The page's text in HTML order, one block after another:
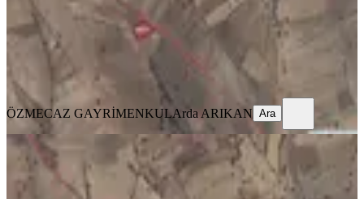
275.000 ₺ 399.000 ₺
ÖZMECAZ GAYRİMENKUL Arda ARIKAN
Ara
ÖZMECAZ GAYRİMENKULArda ARIKAN Ara
YOLU AÇIK
17
Kale Adamharmanın'da Yola Yakın
6853m2 Tek Tapu Fırsat Tarla